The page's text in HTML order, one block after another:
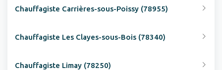
Chauffagiste Carrières-sous-Poissy (78955)
Chauffagiste Les Clayes-sous-Bois (78340)
Chauffagiste Limay (78250)